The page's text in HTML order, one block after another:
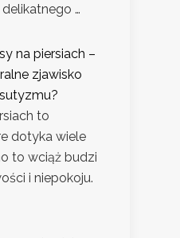
…
na piersiach –
zjawisko
to
dotyka wiele
to wciąż budzi
i niepokoju.